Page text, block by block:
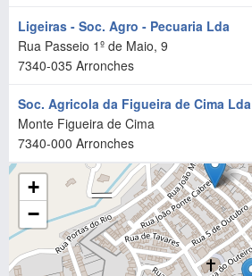
Ligeiras - Soc. Agro - Pecuaria Lda
Rua Passeio 1º de Maio, 9
7340-035 Arronches
Soc. Agricola da Figueira de Cima Lda
Monte Figueira de Cima
7340-000 Arronches
+
−